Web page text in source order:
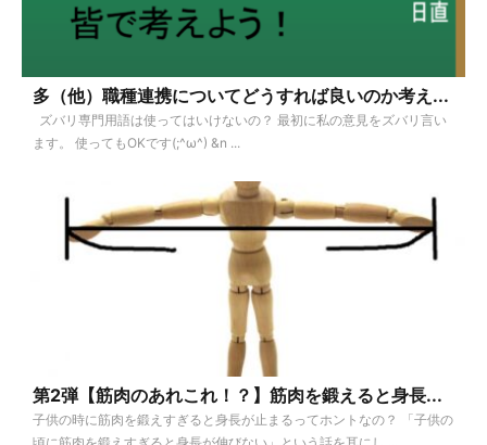
多（他）職種連携についてどうすれば良いのか考え...
ズバリ専門用語は使ってはいけないの？ 最初に私の意見をズバリ言い
ます。 使ってもOKです(;^ω^) &n ...
第2弾【筋肉のあれこれ！？】筋肉を鍛えると身長...
子供の時に筋肉を鍛えすぎると身長が止まるってホントなの？ 「子供の